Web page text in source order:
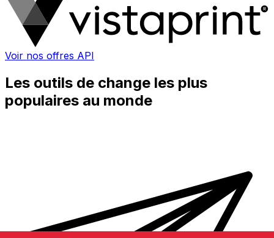
Voir nos offres API
Les outils de change les plus
populaires au monde